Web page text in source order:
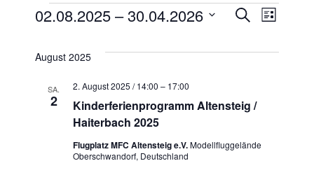
Veranstaltungen
und
SucheListe
02.08.2025 – 30.04.2026
wählen.
August 2025
SA.
2
Kinderferienprogramm Altensteig /
Haiterbach 2025
2. August 2025 / 14:00 – 17:00
Flugplatz MFC Altensteig e.V.Modellfluggelände
Oberschwandorf, Deutschland